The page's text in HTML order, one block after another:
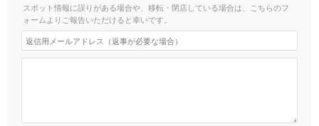
スポット情報に誤りがある場合や、移転・閉店している場合は、こちらのフ
ォームよりご報告いただけると幸いです。